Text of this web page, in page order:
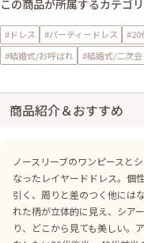
この商品が所属するカテゴリ
#ドレス #パーティードレス #20
#結婚式/お呼ばれ
#結婚式/二次会
商品紹介＆おすすめ
ノースリーブのワンピースと
なったレイヤードドレス。個
引く、周りと差のつく他には
れた柄が立体的に見え、シア
り、どこから見ても美しい。